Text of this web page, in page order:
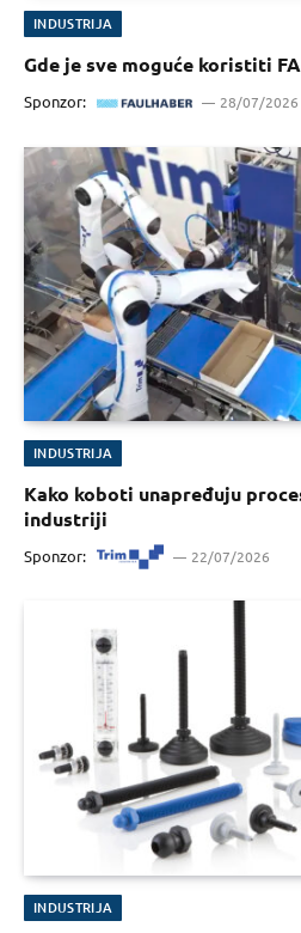
INDUSTRIJA
Gde je sve moguće koristiti
Sponzor: 28/07/2026
INDUSTRIJA
Kako koboti unapređuju
industriji
Sponzor: 22/07/2026
INDUSTRIJA